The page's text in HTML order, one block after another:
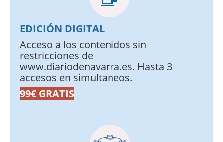
EDICIÓN DIGITAL
Acceso a los contenidos sin
restricciones de
www.diariodenavarra.es. Hasta 3
accesos en simultaneos.
99€ GRATIS